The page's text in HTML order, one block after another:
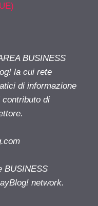
BUSINESS
la cui rete
di informazione
contributo di
BUSINESS
network.